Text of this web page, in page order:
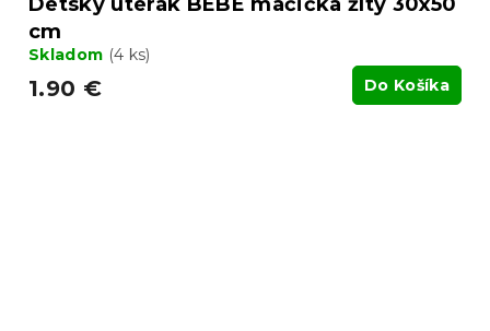
cm
Skladom (4 ks)
1.90 € Do Košíka